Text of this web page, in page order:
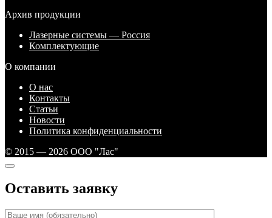
Архив продукции
Лазерные системы — Россия
Комплектующие
О компании
О нас
Контакты
Статьи
Новости
Политика конфиденциальности
© 2015 — 2026 ООО "Лас"
Оставить заявку